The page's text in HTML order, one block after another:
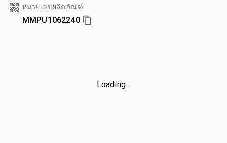
หมายเลขผลิตภัณฑ์
MMPU1062240
Loading...